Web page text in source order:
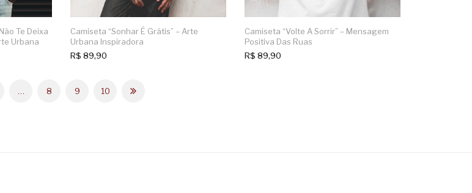
Te Deixa
Urbana
Camiseta “Sonhar É Grátis” – Arte
Urbana Inspiradora
R$ 89,90
Camiseta “Volte A Sorrir” – Mensagem
Positiva Das Ruas
R$ 89,90
… 8 9 10